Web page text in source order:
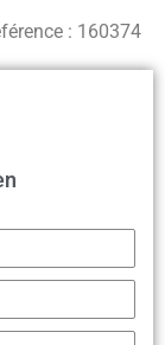
: 160374